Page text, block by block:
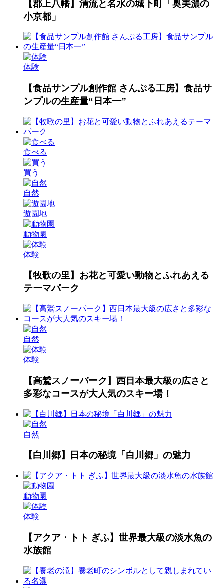
【郡上八幡】清流と名水の城下町「奥美濃の
小京都」
体験
【食品サンプル創作館 さんぷる工房】食品サ
ンプルの生産量“日本一”
食べる
買う
自然
遊園地
動物園
体験
【牧歌の里】お花と可愛い動物とふれあえる
テーマパーク
自然
体験
【高鷲スノーパーク】西日本最大級の広さと
多彩なコースが大人気のスキー場！
自然
【白川郷】日本の秘境「白川郷」の魅力
動物園
体験
【アクア・トト ぎふ】世界最大級の淡水魚の
水族館